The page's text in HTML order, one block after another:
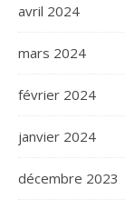
avril 2024
mars 2024
février 2024
janvier 2024
décembre 2023